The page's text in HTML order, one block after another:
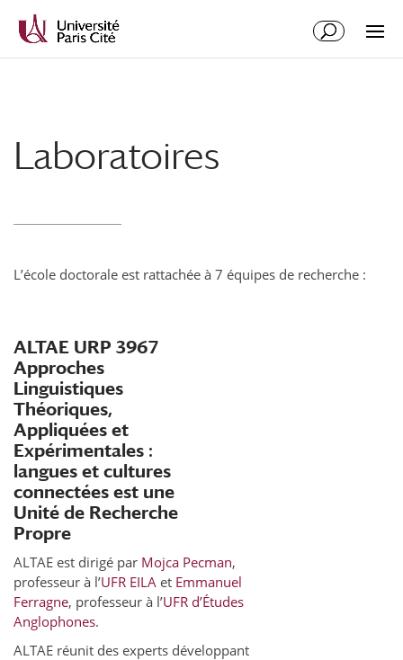
contenu
Laboratoires
L’école doctorale est rattachée à 7 équipes de recherche :
ALTAE URP 3967
Approches
Linguistiques
Théoriques,
Appliquées et
Expérimentales :
langues et cultures
connectées est une
Unité de Recherche
Propre
ALTAE est dirigé par Mojca Pecman,
professeur à l’UFR EILA et Emmanuel
Ferragne, professeur à l’UFR d’Études
Anglophones.
ALTAE réunit des experts développant